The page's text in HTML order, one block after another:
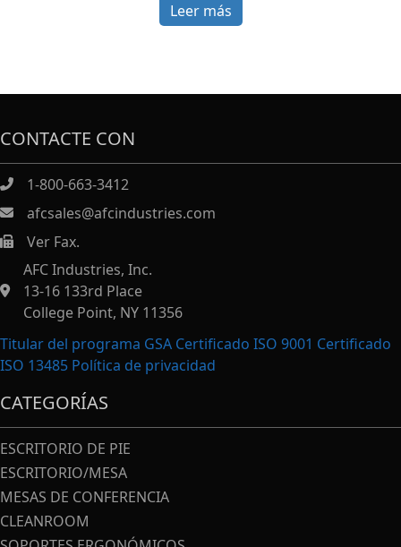
Leer más
CONTACTE CON
1-800-663-3412
afcsales@afcindustries.com
https://afcindustries.com/contact/#:~:text=Fax
Ver Fax.
AFC Industries, Inc.
13-16 133rd Place
College Point, NY 11356
Titular del programa GSA Certificado ISO 9001 Certificado
ISO 13485 Política de privacidad
CATEGORÍAS
ESCRITORIO DE PIE
ESCRITORIO/MESA
MESAS DE CONFERENCIA
CLEANROOM